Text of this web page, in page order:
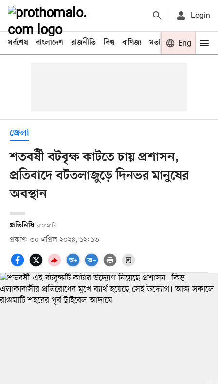
Login
সর্বশেষ বাংলাদেশ রাজনীতি বিশ্ব বাণিজ্য মতামত খেলা
Eng
জেলা
শতবর্ষী বটবৃক্ষ কাটতে চায় প্রশাসন,
প্রতিবাদে বটতলাজুড়ে দিনভর মানুষের
অবস্থান
প্রতিনিধি রাঙামাটি
প্রকাশ: ৩০ এপ্রিল ২০২৪, ১২: ১৩